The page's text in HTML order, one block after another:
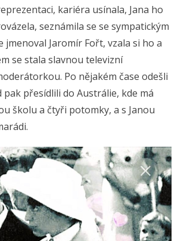
kariéra usínala, Jana ho
seznámila se se sympatickým
jmenoval Jaromír Fořt, vzala si ho a
se stala slavnou televizní
Po nějakém čase odešli
pak přesídlili do Austrálie, kde má
školu a čtyři potomky, a s Janou